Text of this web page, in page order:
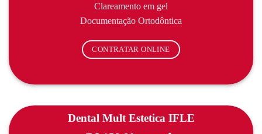
Clareamento em gel
Documentação Ortodôntica
CONTRATAR ONLINE
Dental Mult Estetica IFLE